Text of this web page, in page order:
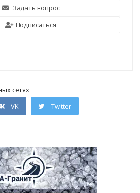
Задать вопрос
Подписаться
сетях
VK Twitter